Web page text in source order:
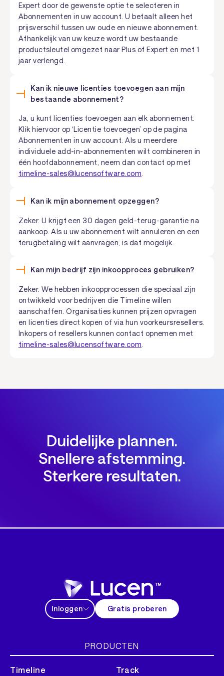
Expert door de gewenste optie te selecteren in
Abonnementen in uw account. U betaalt alleen het
prijsverschil tussen uw oude en nieuwe abonnement.
Afhankelijk van uw keuze wordt uw bestaande
productsleutel omgezet naar Plus of Expert en met 1
jaar verlengd.
Kan ik nieuwe licenties toevoegen aan mijn
bestaande abonnement?
Ja, u kunt licenties toevoegen aan elk abonnement.
Klik hiervoor op ‘Licentie toevoegen’ op de pagina
Abonnementen in uw account. Als u meerdere
individuele add-in-abonnementen wilt combineren in
één hoofdabonnement, neem dan contact op met
timeline-sales@lucensoftware.com.
Kan ik mijn abonnement opzeggen?
Zeker. U krijgt een 30 dagen geld-terug-garantie na
aankoop. Als u uw abonnement wilt annuleren en een
terugbetaling wilt aanvragen, is dat mogelijk.
Kan mijn bedrijf zijn inkoopproces gebruiken?
Zeker. We hebben inkoopprocessen die speciaal zijn
ontwikkeld voor bedrijven die Timeline willen
aanschaffen. Organisaties kunnen prijzen opvragen
en licenties direct kopen of via hun voorkeursresellers.
Inkopers of resellers kunnen contact opnemen met
timeline-sales@lucensoftware.com
Duidelijke plannen.
Snellere afstemming.
Sterkere resultaten.
Inloggen Gratis proberen
PRODUCTEN
Timeline Track